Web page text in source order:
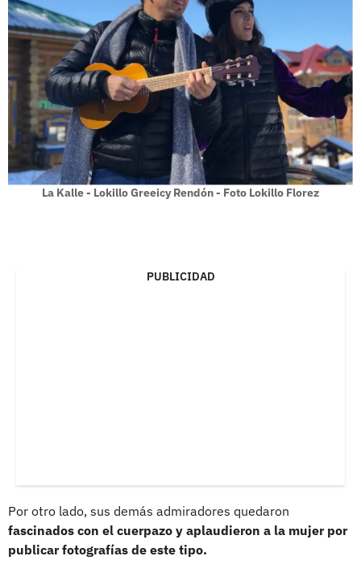
La Kalle - Lokillo Greeicy Rendón - Foto Lokillo Florez
PUBLICIDAD
Por otro lado, sus demás admiradores quedaron
fascinados con el cuerpazo y aplaudieron a la mujer por
publicar fotografías de este tipo.